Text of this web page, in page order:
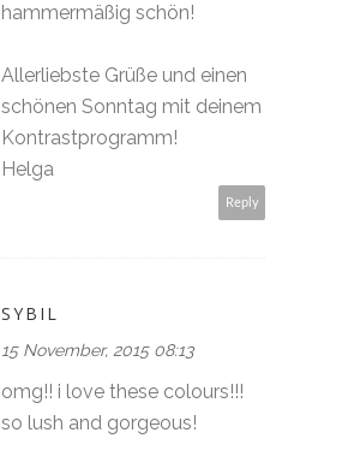
hammermäßig schön!
Allerliebste Grüße und einen
schönen Sonntag mit deinem
Kontrastprogramm!
Helga
Reply
SYBIL
15 November, 2015 08:13
omg!! i love these colours!!!
so lush and gorgeous!